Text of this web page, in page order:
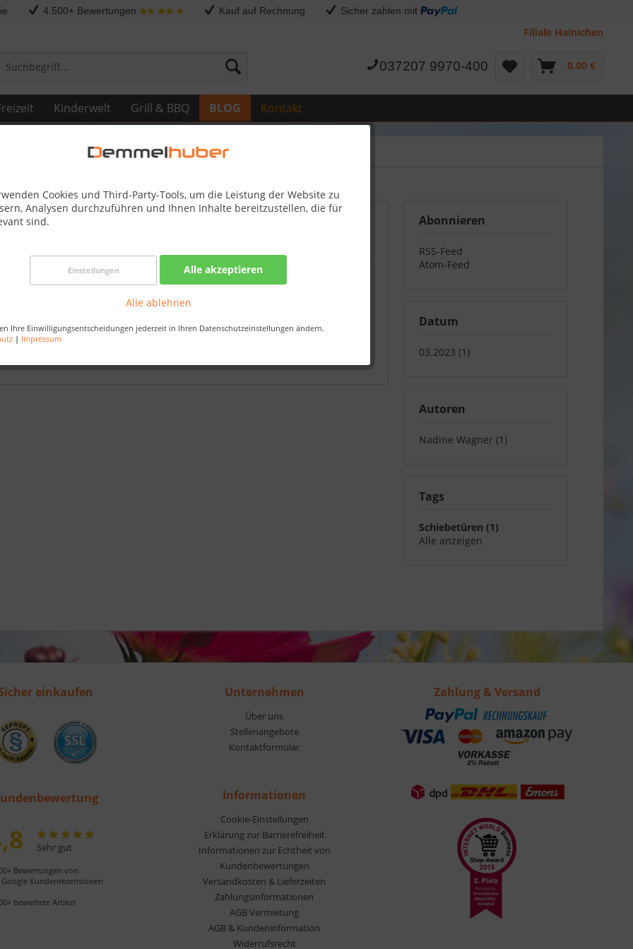
4.500+ Bewertungen Kauf auf Rechnung Sicher zahlen mit
Filiale Hainichen
037207 9970-400 0,00 €
Kinderwelt Grill & BBQ BLOG Kontakt
Cookies und Third-Party-Tools, um die Leistung der Website zu
Analysen durchzuführen und Ihnen Inhalte bereitzustellen, die für
sind.
Einstellungen Alle akzeptieren
Alle ablehnen
Ihre Einwilligungsentscheidungen jederzeit in Ihren Datenschutzeinstellungen ändern.
| Impressum
Abonnieren
RSS-Feed
Atom-Feed
Datum
03.2023 (1)
Autoren
Nadine Wagner (1)
Tags
Schiebetüren (1)
Alle anzeigen
– Entdecken Sie unsere große Auswahl!
finden sie aktuelle Trends und Klassiker. Lassen Sie sich inspirieren.
,Zimmertüren Glastüren ,Raumteiler
einkaufen
Sehr gut
Bewertungen von
Kundenrezensionen
bewertete Artikel
Unternehmen
Über uns
Stellenangebote
Kontaktformular
Informationen
Cookie-Einstellungen
Erklärung zur Barrierefreiheit
Informationen zur Echtheit von
Kundenbewertungen
Versandkosten & Lieferzeiten
Zahlungsinformationen
AGB Vermietung
AGB & Kundeninformation
Widerrufsrecht
Zahlung & Versand